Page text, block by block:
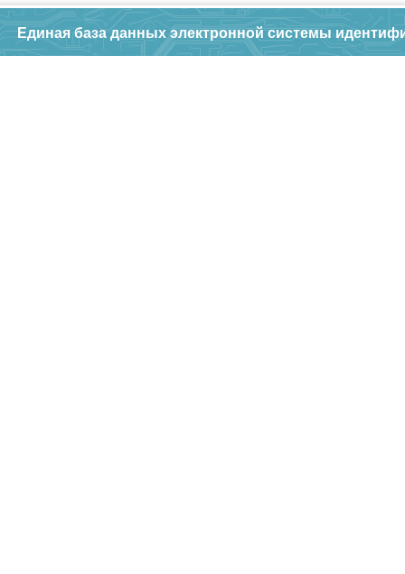
Единая база данных электронной системы